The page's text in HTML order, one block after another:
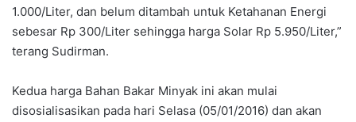
1.000/Liter, dan belum ditambah untuk Ketahanan Energi
sebesar Rp 300/Liter sehingga harga Solar Rp 5.950/Liter,”
terang Sudirman.
Kedua harga Bahan Bakar Minyak ini akan mulai
disosialisasikan pada hari Selasa (05/01/2016) dan akan